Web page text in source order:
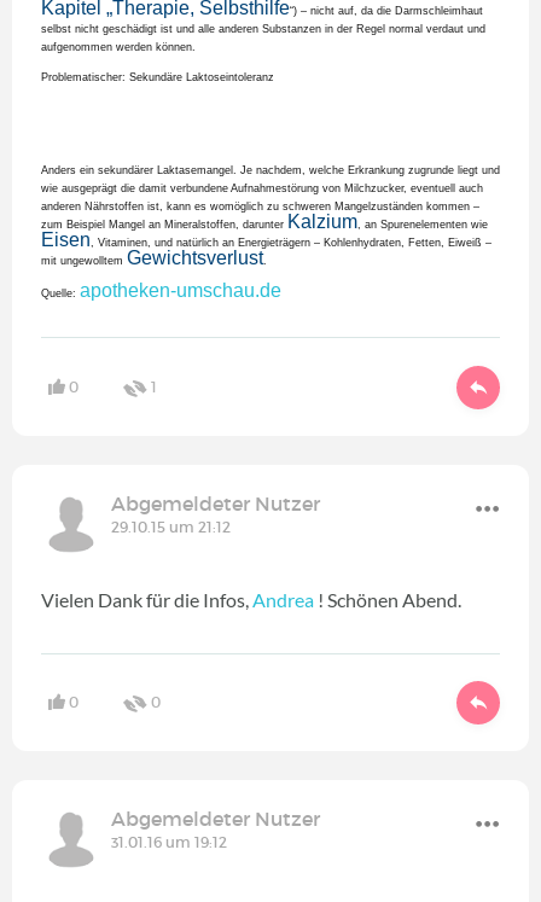
Kapitel „Therapie, Selbsthilfe“) – nicht auf, da die Darmschleimhaut
selbst nicht geschädigt ist und alle anderen Substanzen in der Regel normal verdaut und
aufgenommen werden können.
Problematischer: Sekundäre Laktoseintoleranz
Anders ein sekundärer Laktasemangel. Je nachdem, welche Erkrankung zugrunde liegt und
wie ausgeprägt die damit verbundene Aufnahmestörung von Milchzucker, eventuell auch
anderen Nährstoffen ist, kann es womöglich zu schweren Mangelzuständen kommen –
zum Beispiel Mangel an Mineralstoffen, darunter Kalzium, an Spurenelementen wie
Eisen, Vitaminen, und natürlich an Energieträgern – Kohlenhydraten, Fetten, Eiweiß –
mit ungewolltem Gewichtsverlust.
Quelle: apotheken-umschau.de
0 1
Abgemeldeter Nutzer
29.10.15 um 21:12
Vielen Dank für die Infos,Andrea ! Schönen Abend.
0 0
Abgemeldeter Nutzer
31.01.16 um 19:12